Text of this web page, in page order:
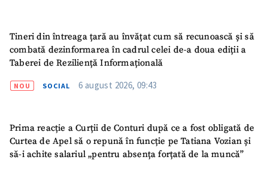
Tineri din întreaga țară au învățat cum să recunoască și să
combată dezinformarea în cadrul celei de-a doua ediții a
Taberei de Reziliență Informațională
NOU SOCIAL 6 august 2026, 09:43
Prima reacție a Curții de Conturi după ce a fost obligată de
Curtea de Apel să o repună în funcție pe Tatiana Vozian și
să-i achite salariul „pentru absența forțată de la muncă”
Fotografie
+ Încarcă imagine
Link media+ Link media
Mesajul știrei
+ Mesajul știrei